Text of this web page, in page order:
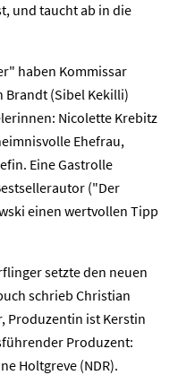
und taucht ab in die
haben Kommissar
Brandt (Sibel Kekilli)
Nicolette Krebitz
Ehefrau,
Eine Gastrolle
("Der
einen wertvollen Tipp
setzte den neuen
schrieb Christian
Produzentin ist Kerstin
Produzent:
Holtgreve (NDR).